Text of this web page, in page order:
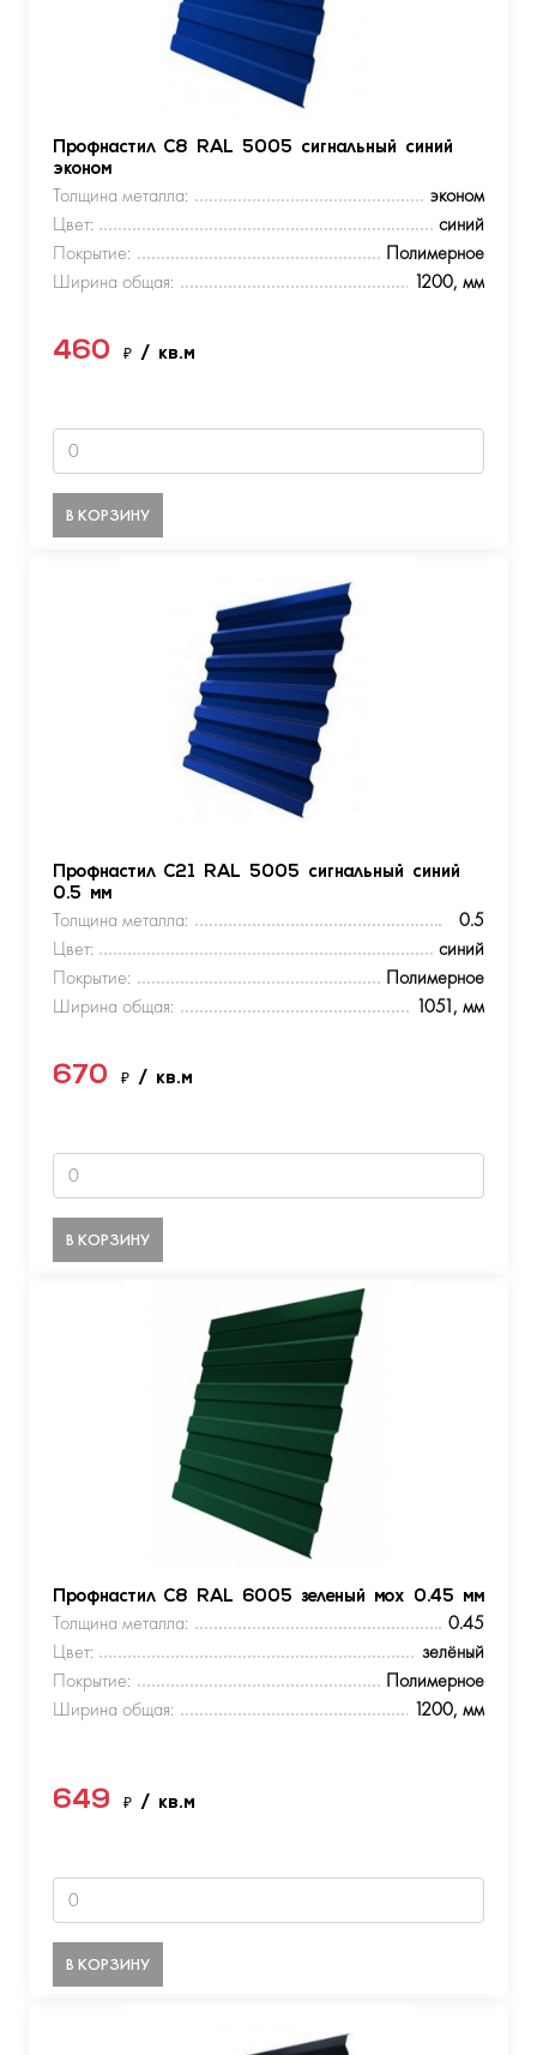
Профнастил С8 RAL 5005 сигнальный синий
эконом
Толщина металла:
эконом
Цвет:
синий
Покрытие:
Полимерное
Ширина общая:
1200, мм
460 ₽ / кв.м
В КОРЗИНУ
Профнастил С21 RAL 5005 сигнальный синий
0.5 мм
Толщина металла:
0.5
Цвет:
синий
Покрытие:
Полимерное
Ширина общая:
1051, мм
670 ₽ / кв.м
В КОРЗИНУ
Профнастил С8 RAL 6005 зеленый мох 0.45 мм
Толщина металла:
0.45
Цвет:
зелёный
Покрытие:
Полимерное
Ширина общая:
1200, мм
649 ₽ / кв.м
В КОРЗИНУ